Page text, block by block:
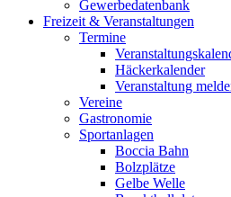
Gewerbedatenbank
Freizeit & Veranstaltungen
Termine
Häckerkalender
Veranstaltung
Vereine
Gastronomie
Sportanlagen
Boccia Bahn
Bolzplätze
Gelbe Welle